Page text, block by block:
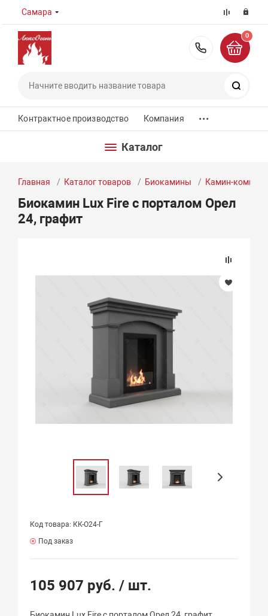
Самара
8 (800)
0
Контрактное производство Компания ...
Каталог
Главная Каталог товаров Биокамины Камин-
Биокамин Lux Fire с порталом Орел
24, графит
Код товара: КК-О24-Г
Под заказ
105 907 руб./ шт.